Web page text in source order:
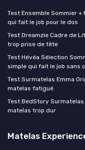
Test Ensemble Sommier
qui fait le job pour le dos
Test Dreamzie Cadre de
trop prise de tête
Test Hévéa Sélection
simple qui fait le job sans
Test Surmatelas Emma
matelas fatigué
Test BedStory
matelas trop dur
Matelas